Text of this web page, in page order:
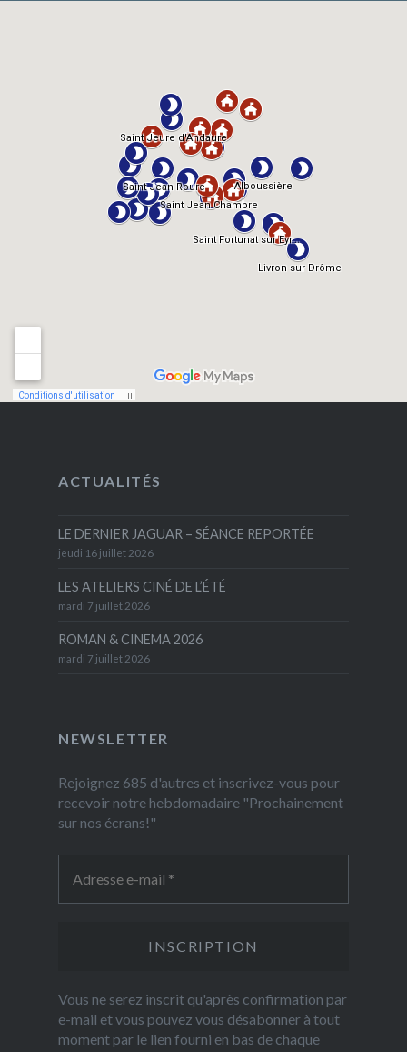
ACTUALITÉS
LE DERNIER JAGUAR – SÉANCE REPORTÉE
jeudi 16 juillet 2026
LES ATELIERS CINÉ DE L’ÉTÉ
mardi 7 juillet 2026
ROMAN & CINEMA 2026
mardi 7 juillet 2026
NEWSLETTER
Rejoignez 685 d'autres et inscrivez-vous pour
recevoir notre hebdomadaire "Prochainement
sur nos écrans!"
Vous ne serez inscrit qu'après confirmation par
e-mail et vous pouvez vous désabonner à tout
moment par le lien fourni en bas de chaque